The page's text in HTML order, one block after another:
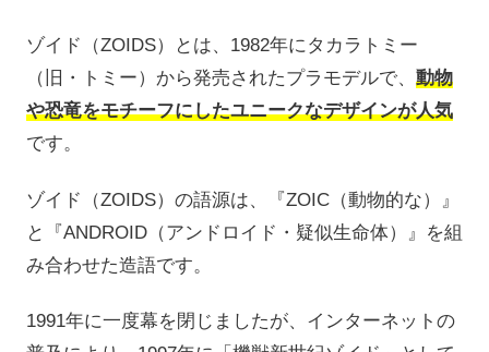
ゾイド（ZOIDS）とは、1982年にタカラトミー
（旧・トミー）から発売されたプラモデルで、 動物
や恐竜をモチーフにしたユニークなデザインが人気
です。
ゾイド（ZOIDS）の語源は、『ZOIC（動物的な）』
と『ANDROID（アンドロイド・疑似生命体）』を組
み合わせた造語です。
1991年に一度幕を閉じましたが、インターネットの